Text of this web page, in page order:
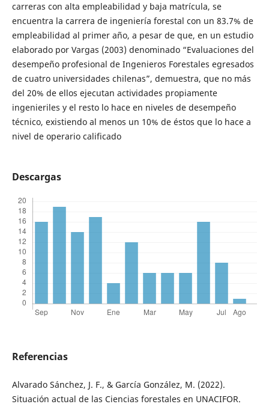
carreras con alta empleabilidad y baja matrícula, se
encuentra la carrera de ingeniería forestal con un 83.7% de
empleabilidad al primer año, a pesar de que, en un estudio
elaborado por Vargas (2003) denominado “Evaluaciones del
desempeño profesional de Ingenieros Forestales egresados
de cuatro universidades chilenas”, demuestra, que no más
del 20% de ellos ejecutan actividades propiamente
ingenieriles y el resto lo hace en niveles de desempeño
técnico, existiendo al menos un 10% de éstos que lo hace a
nivel de operario calificado
Descargas
Referencias
Alvarado Sánchez, J. F., & García González, M. (2022).
Situación actual de las Ciencias forestales en UNACIFOR.